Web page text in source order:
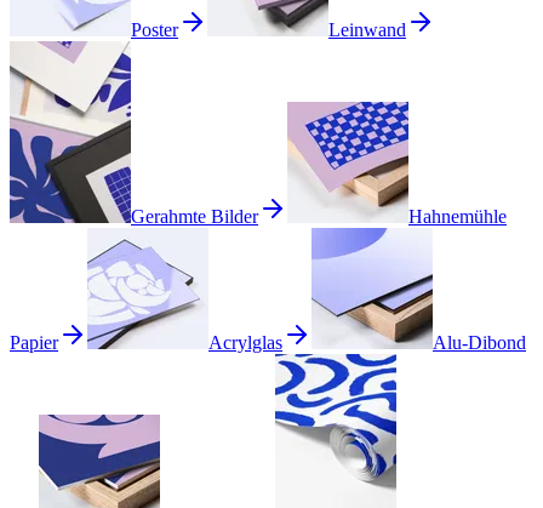
Poster Leinwand
Gerahmte Bilder Hahnemühle
Papier Acrylglas Alu-Dibond